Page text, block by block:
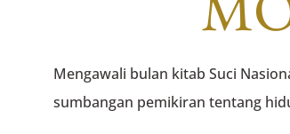
Mengawali bulan kitab Suci
sumbangan pemikiran tentang